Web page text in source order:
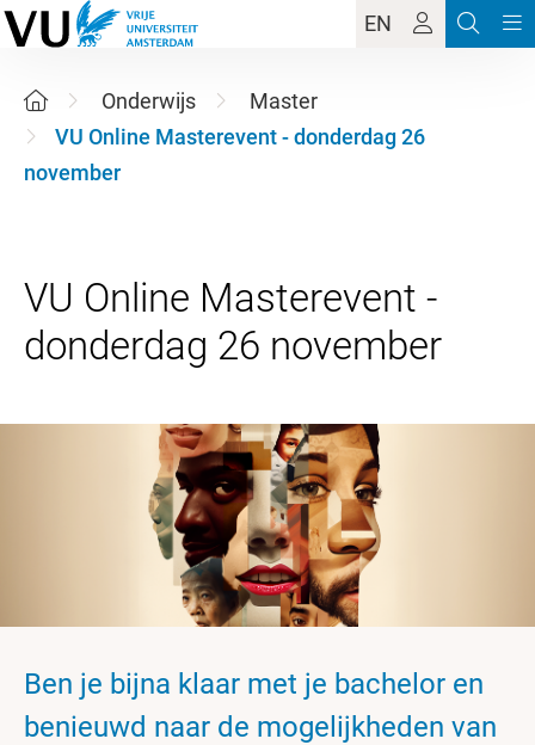
EN
Onderwijs
Master
VU Online Masterevent - donderdag 26
november
VU Online Masterevent -
Ben je bijna klaar met je bachelor en
benieuwd naar de mogelijkheden van